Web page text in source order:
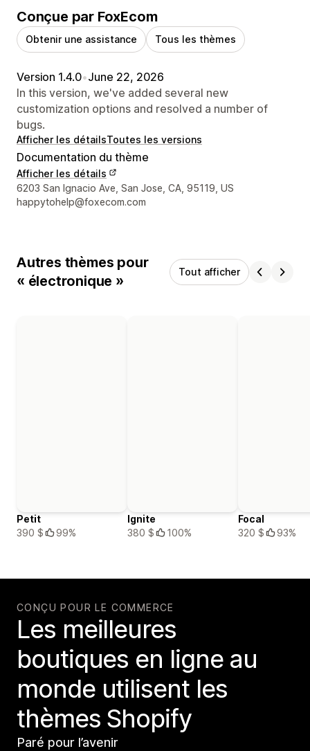
Conçue par FoxEcom
Obtenir une assistance Tous les thèmes
Version 1.4.0•June 22, 2026
In this version, we've added several new
customization options and resolved a number of
bugs.
Afficher les détailsToutes les versions
Documentation du thème
Afficher les détails
Coordonnées du concepteur
6203 San Ignacio Ave, San Jose, CA, 95119, US
happytohelp@foxecom.com
Autres thèmes pour
« électronique »
Tout afficher
Petit
390 $
99%
Ignite
380 $
100%
Focal
320 $
93%
CONÇU POUR LE COMMERCE
Les meilleures
boutiques en ligne au
monde utilisent les
thèmes Shopify
Paré pour l’avenir